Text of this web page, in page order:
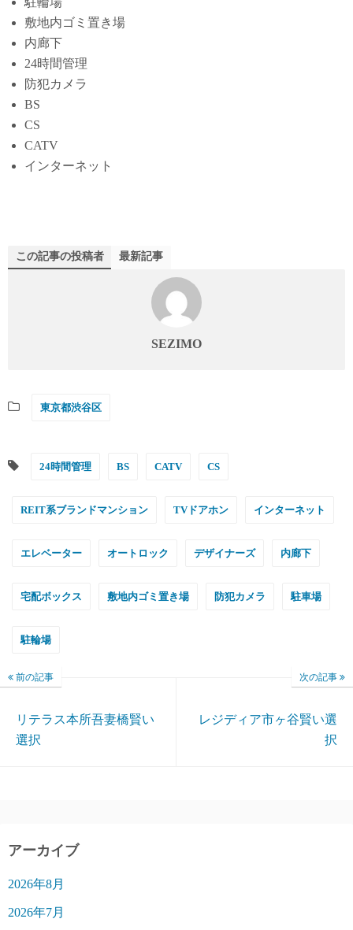
敷地内ゴミ置き場
内廊下
24時間管理
防犯カメラ
BS
CS
CATV
インターネット
この記事の投稿者 最新記事
SEZIMO
東京都渋谷区
24時間管理 BS CATV CS
REIT系ブランドマンション TVドアホン インターネット
エレベーター オートロック デザイナーズ 内廊下
宅配ボックス 敷地内ゴミ置き場 防犯カメラ 駐車場
駐輪場
前の記事
リテラス本所吾妻橋賢い
選択
次の記事
レジディア市ヶ谷賢い選
択
アーカイブ
2026年8月
2026年7月